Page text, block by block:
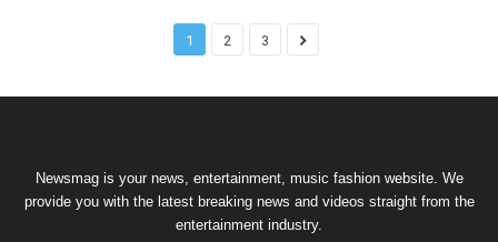
1 2 3
Newsmag is your news, entertainment, music fashion website. We
provide you with the latest breaking news and videos straight from the
entertainment industry.